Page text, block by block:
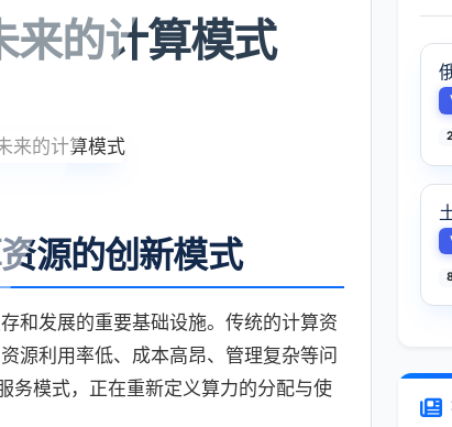
来的计算模式
源的创新模式
和发展的重要基础设施。传统的计算资
源利用率低、成本高昂、管理复杂等问
务模式，正在重新定义算力的分配与使